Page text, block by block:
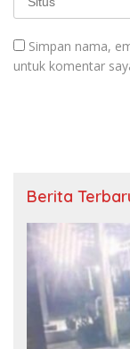
Simpan nama,
untuk komentar
Berita